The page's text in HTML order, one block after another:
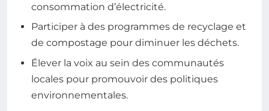
consommation d’électricité.
Participer à des programmes de recyclage et
de compostage pour diminuer les déchets.
Élever la voix au sein des communautés
locales pour promouvoir des politiques
environnementales.